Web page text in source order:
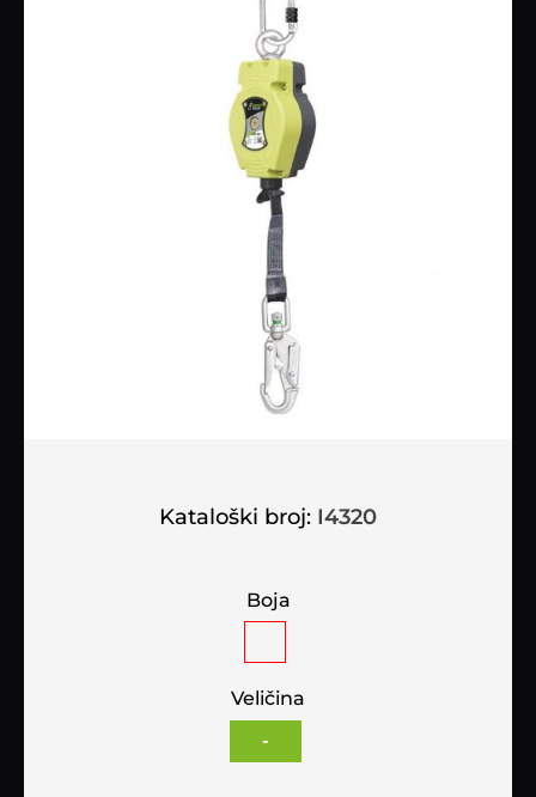
Kataloški broj: I4320
Boja
Veličina
-